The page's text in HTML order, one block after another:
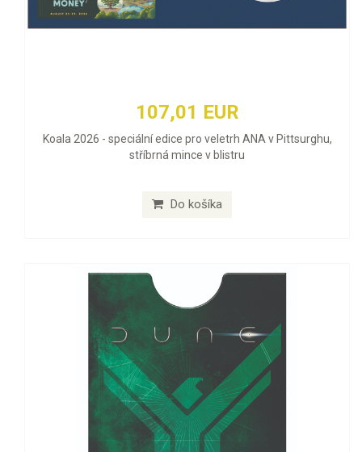
107,01 EUR
Koala 2026 - speciální edice pro veletrh ANA v Pittsurghu,
stříbrná mince v blistru
Do košíka